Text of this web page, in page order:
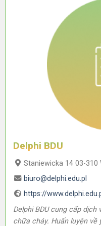
Delphi BDU
Staniewicka 14 03-310
biuro@delphi.edu.pl
https://
Delphi BDU cung cấp
chữa cháy. Huấn luyện về